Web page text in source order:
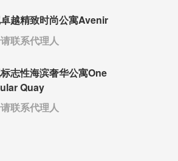
越精致时尚公寓Avenir
联系代理人
志性海滨奢华公寓One
Quay
联系代理人